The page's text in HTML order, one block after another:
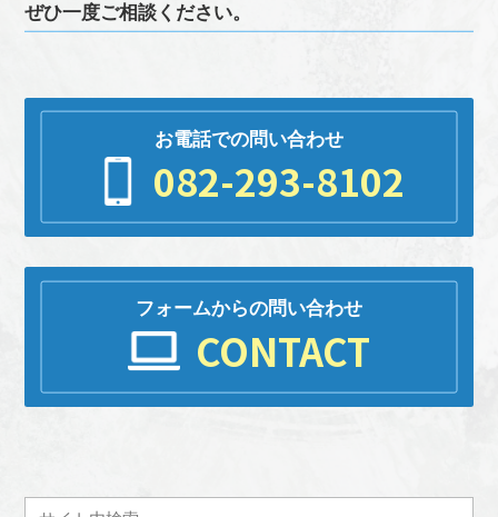
ぜひ一度ご相談ください。
お電話での問い合わせ
082-293-8102
フォームからの問い合わせ
CONTACT